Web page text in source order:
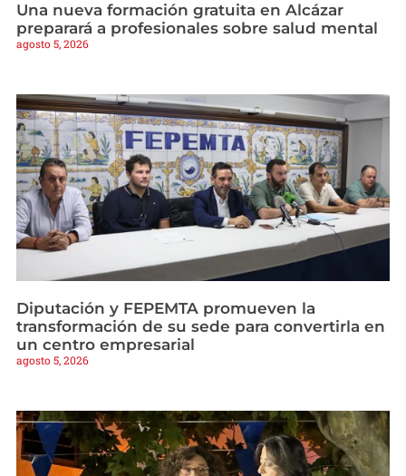
Una nueva formación gratuita en Alcázar
preparará a profesionales sobre salud mental
agosto 5, 2026
Diputación y FEPEMTA promueven la
transformación de su sede para convertirla en
un centro empresarial
agosto 5, 2026